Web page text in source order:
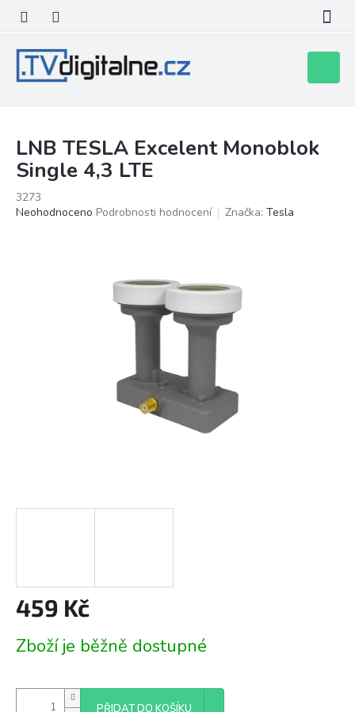
obsah
košík
LNB TESLA Excelent Monoblok
Single 4,3 LTE
3273
Průměrné
Neohodnoceno Podrobnosti hodnocení Značka: Tesla
459 Kč
cena:
Zboží je běžně dostupné
PŘIDAT DO KOŠÍKU